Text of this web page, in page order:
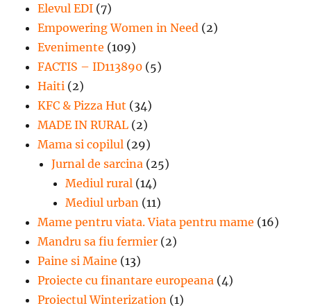
Elevul EDI (7)
Empowering Women in Need (2)
Evenimente (109)
FACTIS – ID113890 (5)
Haiti (2)
KFC & Pizza Hut (34)
MADE IN RURAL (2)
Mama si copilul (29)
Jurnal de sarcina (25)
Mediul rural (14)
Mediul urban (11)
Mame pentru viata. Viata pentru mame (16)
Mandru sa fiu fermier (2)
Paine si Maine (13)
Proiecte cu finantare europeana (4)
Proiectul Winterization (1)